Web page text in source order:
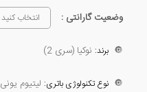
وضعیت گارانتی : انتخاب کنید
🔘 برند: نوکیا (سری 2)
🔘 نوع تکنولوژی باتری: لیتیوم یونی